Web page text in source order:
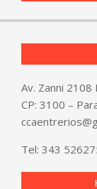
Av. Zanni 2108
CP: 3100 –
Tel: 343